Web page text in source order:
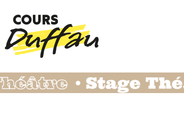
Stage Théâtre